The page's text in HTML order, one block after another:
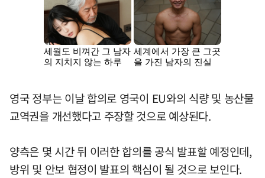
영국 정부는 이날 합의로 영국이 EU와의 식량 및 농산물
교역권을 개선했다고 주장할 것으로 예상된다.
양측은 몇 시간 뒤 이러한 합의를 공식 발표할 예정인데,
방위 및 안보 협정이 발표의 핵심이 될 것으로 보인다.